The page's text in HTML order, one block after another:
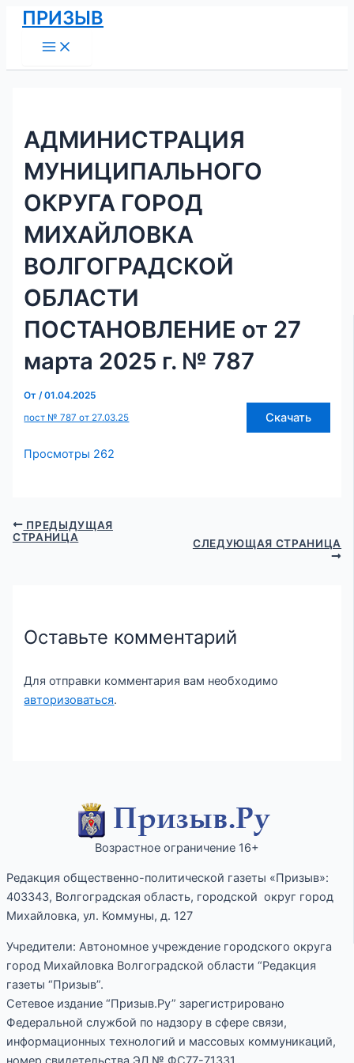
Перейти
содержимому
ПРИЗЫВ
Menu
АДМИНИСТРАЦИЯ
МУНИЦИПАЛЬНОГО
ОКРУГА ГОРОД
МИХАЙЛОВКА
ВОЛГОГРАДСКОЙ
ОБЛАСТИ
ПОСТАНОВЛЕНИЕ от 27
марта 2025 г. № 787
От/01.04.2025
пост № 787 от 27.03.25
Скачать
Просмотры 262
Навигация
по
записям
ПРЕДЫДУЩАЯ
СТРАНИЦА
СЛЕДУЮЩАЯ СТРАНИЦА
Оставьте комментарий
Для отправки комментария вам необходимо
авторизоваться.
Возрастное ограничение 16+
Редакция общественно-политической газеты «Призыв»:
403343, Волгоградская область, городской округ город
Михайловка, ул. Коммуны, д. 127
Учредители: Автономное учреждение городского округа
город Михайловка Волгоградской области “Редакция
газеты “Призыв”.
Сетевое издание “Призыв.Ру” зарегистрировано
Федеральной службой по надзору в сфере связи,
информационных технологий и массовых коммуникаций,